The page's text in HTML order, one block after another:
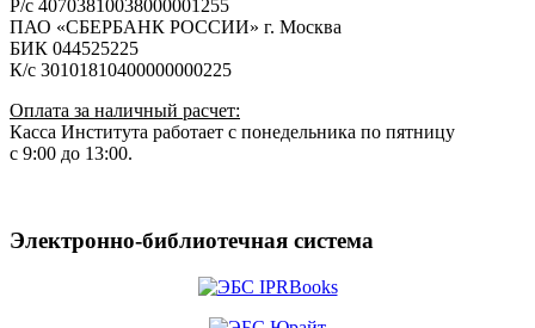
Р/с 40703810038000001255
ПАО «СБЕРБАНК РОССИИ» г. Москва
БИК 044525225
К/с 30101810400000000225
Оплата за наличный расчет:
Касса Института работает с понедельника по пятницу
с 9:00 до 13:00.
Электронно-библиотечная система